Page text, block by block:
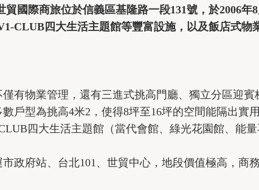
CLUB四大生活主題館等豐富設施，以及飯店式物
有物業管理，還有三進式挑高門廳、獨立分區迎賓
戶型為挑高4米2，使得8坪至16坪的空間能隔出實
四大生活主題館（當代會館、綠光花園館、能
政府站、台北101、世貿中心，地段價值極高，商